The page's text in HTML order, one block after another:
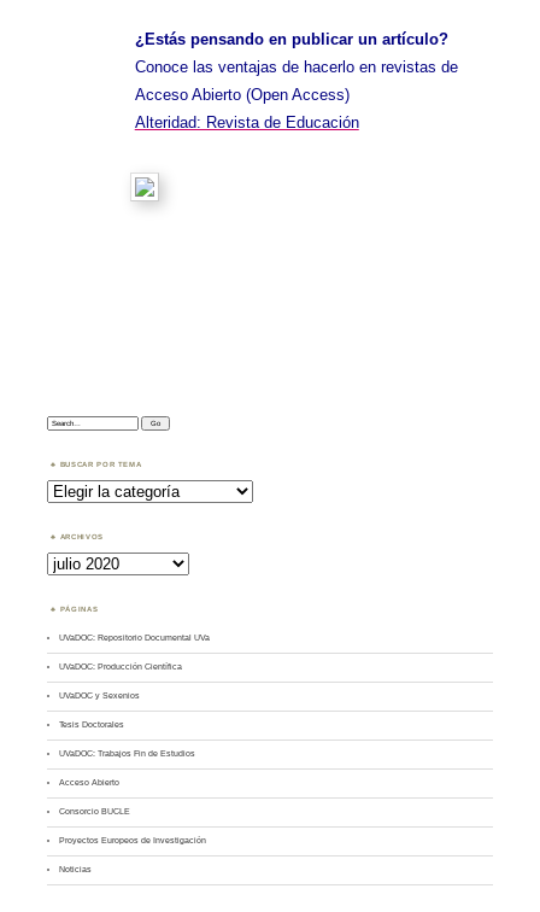
¿Estás pensando en publicar un artículo?
Conoce las ventajas de hacerlo en revistas de
Acceso Abierto (Open Access)
Alteridad: Revista de Educación
Search:
BUSCAR POR TEMA
Buscar
por
Tema
ARCHIVOS
Archivos
PÁGINAS
UVaDOC: Repositorio Documental UVa
UVaDOC: Producción Científica
UVaDOC y Sexenios
Tesis Doctorales
UVaDOC: Trabajos Fin de Estudios
Acceso Abierto
Consorcio BUCLE
Proyectos Europeos de Investigación
Noticias